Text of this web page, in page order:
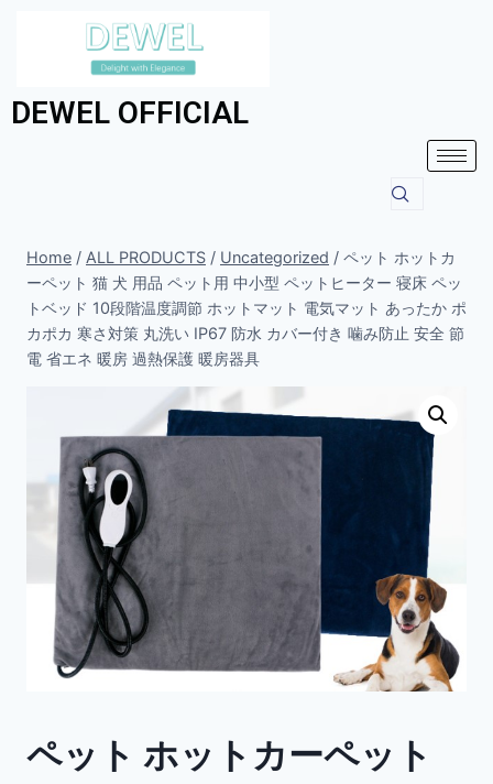
DEWEL OFFICIAL
Home / ALL PRODUCTS / Uncategorized / ペット ホットカ
ーペット 猫 犬 用品 ペット用 中小型 ペットヒーター 寝床 ペッ
トベッド 10段階温度調節 ホットマット 電気マット あったか ポ
カポカ 寒さ対策 丸洗い IP67 防水 カバー付き 噛み防止 安全 節
電 省エネ 暖房 過熱保護 暖房器具
ペット ホットカーペット